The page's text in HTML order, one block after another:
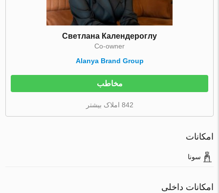
Светлана Календероглу
Co-owner
Alanya Brand Group
مخاطب
842 املاک بیشتر
امکانات
سونا
امکانات داخلی